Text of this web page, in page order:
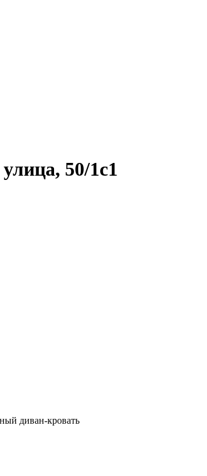
50/1с1
диван-кровать